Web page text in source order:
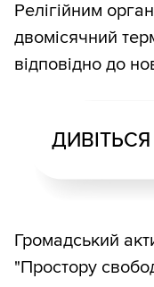
Релігійним
двомісячний
відповідно до
Громадський
"Простору